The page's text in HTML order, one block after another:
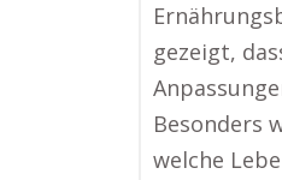
gezeigt,
Besonders
welche